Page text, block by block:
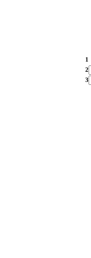
1
2
3